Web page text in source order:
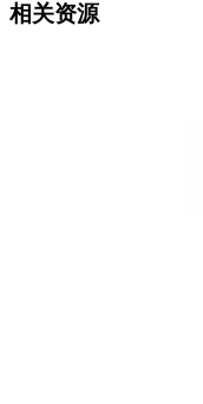
相关资源